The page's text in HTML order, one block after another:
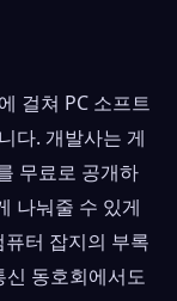
걸쳐 PC 소프트
다. 개발사는 게
무료로 공개하
나눠줄 수 있게
터 잡지의 부록
신 동호회에서도